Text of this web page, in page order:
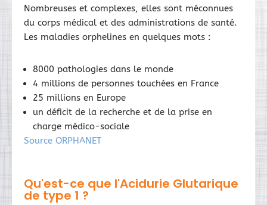
Nombreuses et complexes, elles sont méconnues
du corps médical et des administrations de santé.
Les maladies orphelines en quelques mots :
8000 pathologies dans le monde
4 millions de personnes touchées en France
25 millions en Europe
un déficit de la recherche et de la prise en
charge médico-sociale
Source ORPHANET
Qu'est-ce que l'Acidurie Glutarique
de type 1 ?